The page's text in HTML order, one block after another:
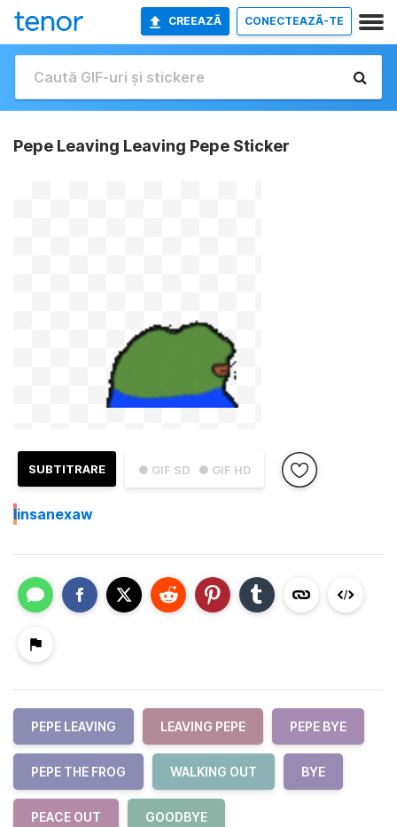
CREEAZĂ CONECTEAZĂ-TE
Pepe Leaving Leaving Pepe Sticker
● GIF SD ● GIF HD
SUBTITRARE
Iinsanexaw
PEPE LEAVING LEAVING PEPE PEPE BYE
PEPE THE FROG WALKING OUT BYE
PEACE OUT GOODBYE